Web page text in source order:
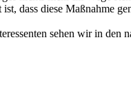
dass diese Maßnahme
sehen wir in